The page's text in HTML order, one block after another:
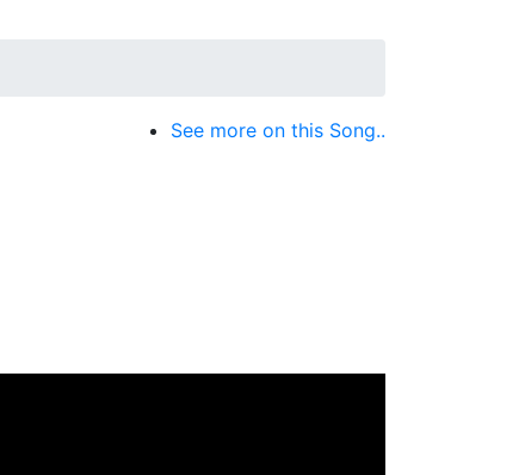
See more on this Song..